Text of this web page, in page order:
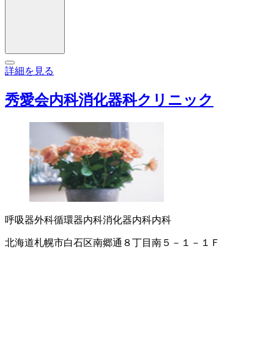
詳細を見る
秀愛会内科消化器科クリニック
呼吸器外科循環器内科消化器内科内科
北海道札幌市白石区南郷通８丁目南５－１－１Ｆ